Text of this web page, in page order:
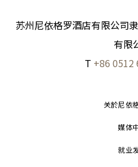
苏州尼依格罗酒店有限公司
有限
T +86 0512
关於尼依
媒体
就业